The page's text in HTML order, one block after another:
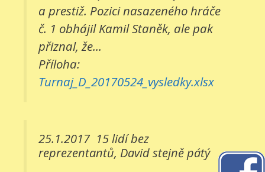
a prestiž. Pozici nasazeného hráče
č. 1 obhájil Kamil Staněk, ale pak
přiznal, že...
Příloha:
Turnaj_D_20170524_vysledky.xlsx
25.1.2017 15 lidí bez
reprezentantů, David stejně pátý